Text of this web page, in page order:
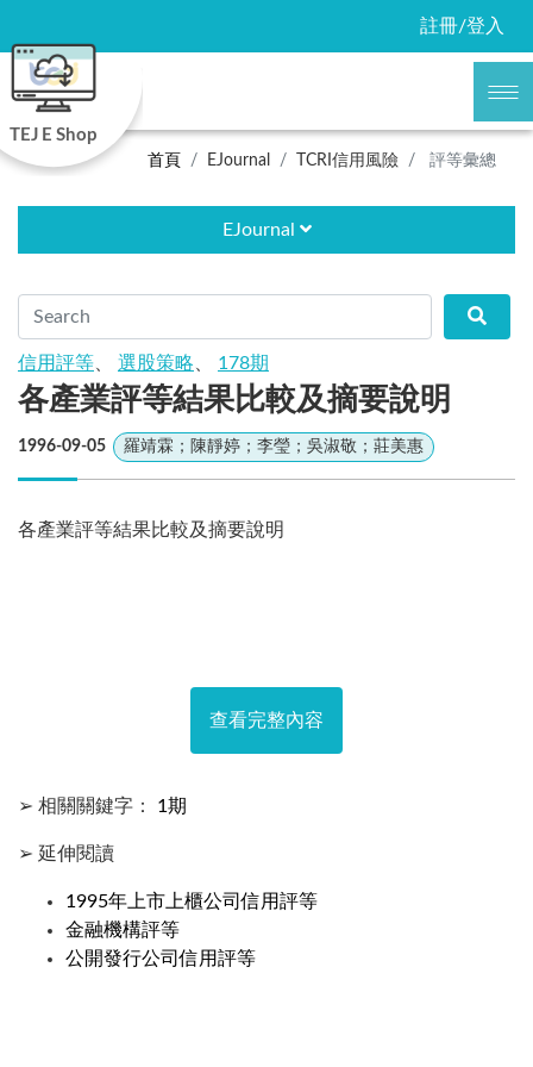
註冊/登入
TEJ E Shop
首頁
EJournal TCRI信用風險 評等彙總
EJournal
信用評等 選股策略 178期
各產業評等結果比較及摘要說明
1996-09-05 羅靖霖；陳靜婷；李瑩；吳淑敬；莊美惠
各產業評等結果比較及摘要說明
查看完整內容
➢ 相關關鍵字： 1期
➢ 延伸閱讀
1995年上市上櫃公司信用評等
金融機構評等
公開發行公司信用評等